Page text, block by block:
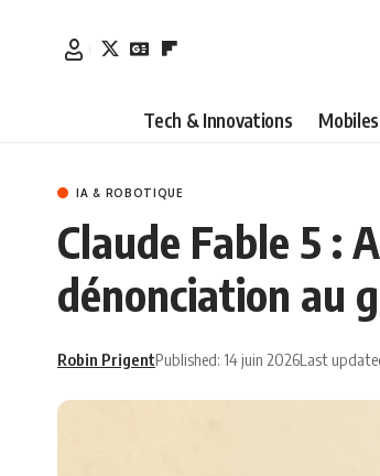
Tech & Innovations
IA & ROBOTIQUE
Claude Fable 5 :
dénonciation au
Robin PrigentPublished: 14 juin 2026Last